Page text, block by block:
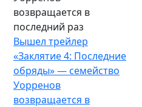
возвращается в
последний раз
Вышел трейлер
«Заклятие 4: Последние
обряды» — семейство
Уорренов
возвращается в